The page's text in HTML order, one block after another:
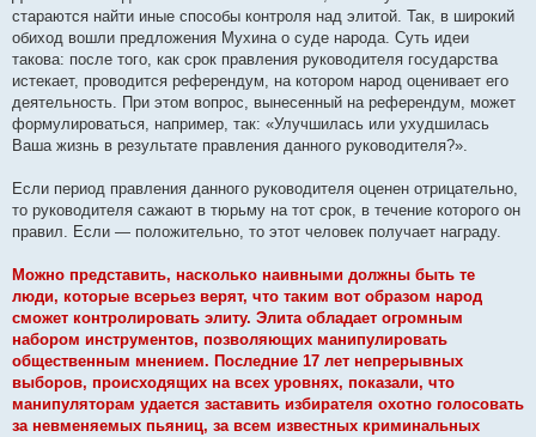
стараются найти иные способы контроля над элитой. Так, в широкий
обиход вошли предложения Мухина о суде народа. Суть идеи
такова: после того, как срок правления руководителя государства
истекает, проводится референдум, на котором народ оценивает его
деятельность. При этом вопрос, вынесенный на референдум, может
формулироваться, например, так: «Улучшилась или ухудшилась
Ваша жизнь в результате правления данного руководителя?».
Если период правления данного руководителя оценен отрицательно,
то руководителя сажают в тюрьму на тот срок, в течение которого он
правил. Если — положительно, то этот человек получает награду.
Можно представить, насколько наивными должны быть те
люди, которые всерьез верят, что таким вот образом народ
сможет контролировать элиту. Элита обладает огромным
набором инструментов, позволяющих манипулировать
общественным мнением. Последние 17 лет непрерывных
выборов, происходящих на всех уровнях, показали, что
манипуляторам удается заставить избирателя охотно голосовать
за невменяемых пьяниц, за всем известных криминальных